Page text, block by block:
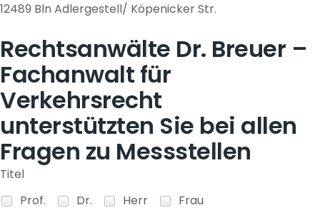
12489 Bln Adlergestell/ Köpenicker Str.
Rechtsanwälte Dr. Breuer –
Fachanwalt für
Verkehrsrecht
unterstützten Sie bei allen
Fragen zu Messstellen
Titel
Prof.
Dr. Herr Frau